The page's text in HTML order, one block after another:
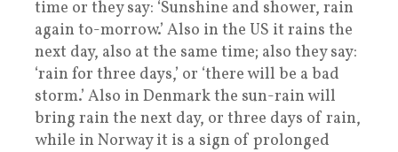
time or they say: ‘Sunshine and shower, rain
again to-morrow.’ Also in the US it rains the
next day, also at the same time; also they say:
‘rain for three days,’ or ‘there will be a bad
storm.’ Also in Denmark the sun-rain will
bring rain the next day, or three days of rain,
while in Norway it is a sign of prolonged